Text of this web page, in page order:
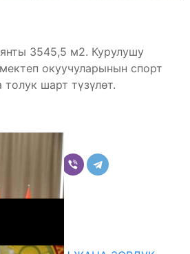
3545,5 м2. Курулушу
окуучуларынын спорт
шарт түзүлөт.